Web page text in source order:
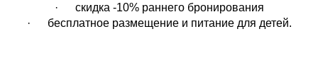
· скидка -10% раннего бронирования
· бесплатное размещение и питание для детей.